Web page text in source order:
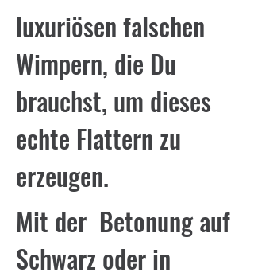
luxuriösen falschen
Wimpern, die Du
brauchst, um dieses
echte Flattern zu
erzeugen.
Mit der Betonung auf
Schwarz oder in